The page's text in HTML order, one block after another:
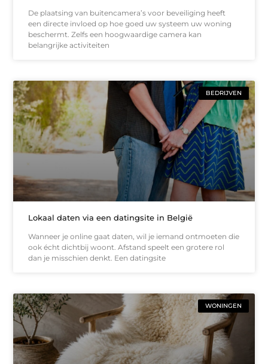
De plaatsing van buitencamera’s voor beveiliging heeft
een directe invloed op hoe goed uw systeem uw woning
beschermt. Zelfs een hoogwaardige camera kan
belangrijke activiteiten
BEDRIJVEN
Lokaal daten via een datingsite in België
Wanneer je online gaat daten, wil je iemand ontmoeten die
ook écht dichtbij woont. Afstand speelt een grotere rol
dan je misschien denkt. Een datingsite
WONINGEN